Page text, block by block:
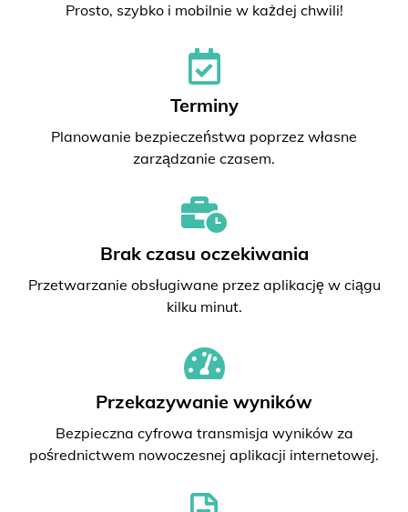
Prosto, szybko i mobilnie w każdej chwili!
Terminy
Planowanie bezpieczeństwa poprzez własne
zarządzanie czasem.
Brak czasu oczekiwania
Przetwarzanie obsługiwane przez aplikację w ciągu
kilku minut.
Przekazywanie wyników
Bezpieczna cyfrowa transmisja wyników za
pośrednictwem nowoczesnej aplikacji internetowej.